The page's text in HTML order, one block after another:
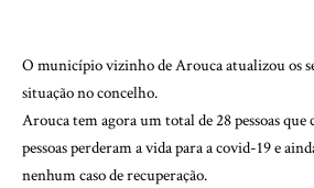
O município vizinho de Arouca atualizou os
situação no concelho.
Arouca tem agora um total de 28 pessoas
pessoas perderam a vida para a covid-19 e
nenhum caso de recuperação.